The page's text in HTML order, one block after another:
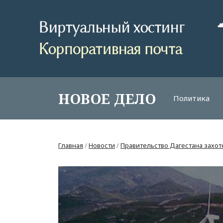
НОВОЕ ДЕЛО Политика
Главная /Новости /Правительство Дагестана